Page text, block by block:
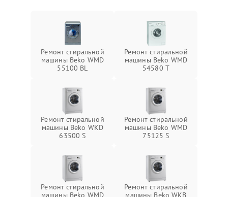
Ремонт стиральной
машины Beko WMD
55100 BL
Ремонт стиральной
машины Beko WMD
54580 T
Ремонт стиральной
машины Beko WKD
63500 S
Ремонт стиральной
машины Beko WMD
75125 S
Ремонт стиральной
машины Beko WMD
Ремонт стиральной
машины Beko WKB